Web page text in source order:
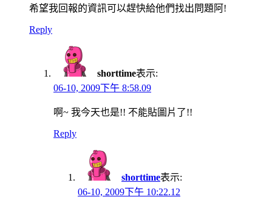
希望我回報的資訊可以趕快給他們找出問題阿!
Reply
shorttime表示:
06-10, 2009下午 8:58.09
啊~ 我今天也是!! 不能貼圖片了!!
Reply
shorttime表示:
06-10, 2009下午 10:22.12